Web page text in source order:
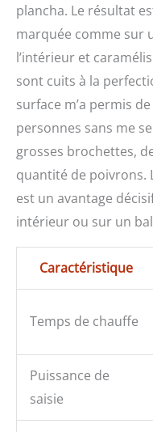
plancha. Le résultat
marquée comme sur
l’intérieur et
sont cuits à la
surface m’a permis
personnes sans me
grosses brochettes,
quantité de poivrons.
est un avantage
intérieur ou sur un
Caractéristique
Temps de chauffe
Puissance de
saisie